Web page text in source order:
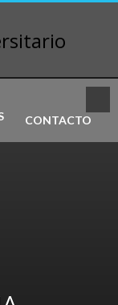
CONTACTO